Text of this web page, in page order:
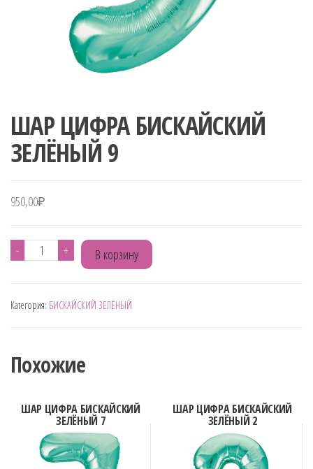
ШАР ЦИФРА БИСКАЙСКИЙ
ЗЕЛЁНЫЙ 9
950,00₽
-
Количество
ЦИФРА
9
+ В корзину
Категория: БИСКАЙСКИЙ ЗЕЛЁНЫЙ
Похожие
ШАР ЦИФРА БИСКАЙСКИЙ
ЗЕЛЁНЫЙ 7
ШАР ЦИФРА БИСКАЙСКИЙ
ЗЕЛЁНЫЙ 2